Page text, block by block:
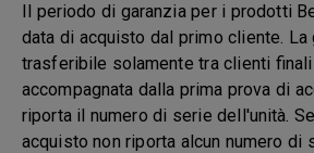
Il periodo di garanzia per i prodotti
data di acquisto dal primo cliente. La
trasferibile solamente tra clienti
accompagnata dalla prima prova di
riporta il numero di serie dell'unità.
acquisto non riporta alcun numero di